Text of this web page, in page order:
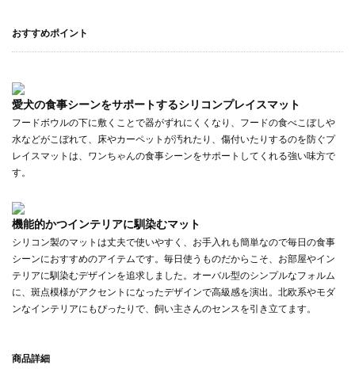
おすすめポイント
愛犬の食事シーンをサポートするシリコンプレイスマット
フードボウルの下に敷くことで器がずれにくくなり、フードの食べこぼしや
水などがこぼれて、床やカーペットが汚れたり、傷付いたりするのを防ぐプ
レイスマットは、ワンちゃんの食事シーンをサポートしてくれる強い味方で
す。
機能的かつインテリアに馴染むマット
シリコン製のマットは丈夫で使いやすく、お手入れも簡単なので毎日の食事
シーンにおすすめのアイテムです。毎日使うものだからこそ、お部屋やイン
テリアに馴染むデザインを追求しました。オーバル型のシンプルなフォルム
に、斑点模様がアクセントになったデザインで高級感を演出。北欧系やモダ
ンなインテリアにもぴったりで、飼い主さんのセンスを引き立てます。
商品詳細